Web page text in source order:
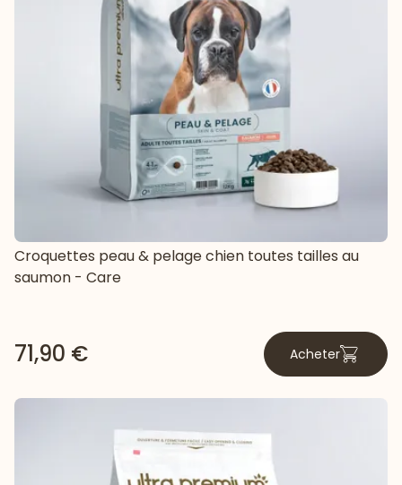
Croquettes peau & pelage chien toutes tailles au
saumon - Care
71,90 € Acheter